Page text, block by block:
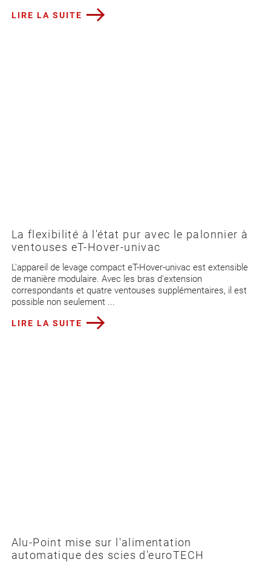
LIRE LA SUITE
La flexibilité à l'état pur avec le palonnier à
ventouses eT-Hover-univac
L'appareil de levage compact eT-Hover-univac est extensible
de manière modulaire. Avec les bras d'extension
correspondants et quatre ventouses supplémentaires, il est
possible non seulement ...
LIRE LA SUITE
Alu-Point mise sur l'alimentation
automatique des scies d'euroTECH